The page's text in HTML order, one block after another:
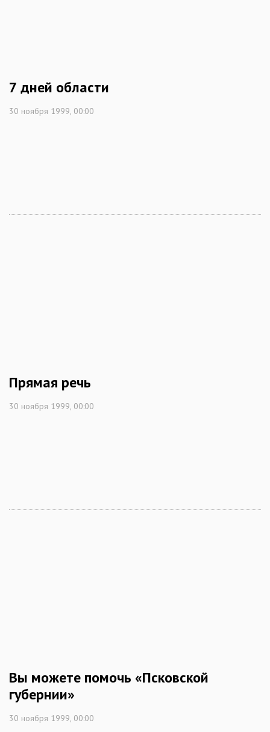
7 дней области
30 ноября 1999, 00:00
Прямая речь
30 ноября 1999, 00:00
Вы можете помочь «Псковской
губернии»
30 ноября 1999, 00:00